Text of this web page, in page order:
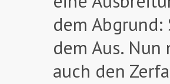
dem
dem Aus.
auch den